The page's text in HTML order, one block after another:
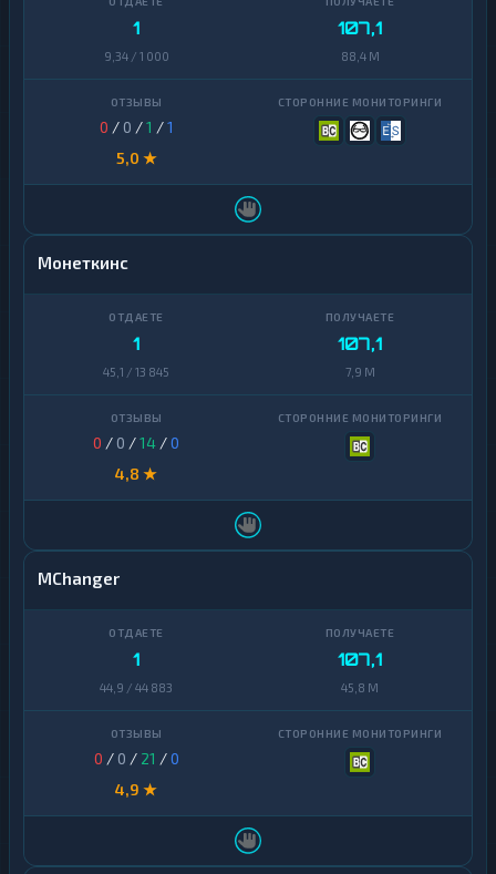
1
9,34 / 1 000
107,1
88,4 M
0 / 0 /1 /1
5,0 ★
Монеткинс
1
45,1 / 13 845
107,1
7,9 M
0 / 0 /14 /0
4,8 ★
MChanger
1
44,9 / 44 883
107,1
45,8 M
0 / 0 / 21 /0
4,9 ★